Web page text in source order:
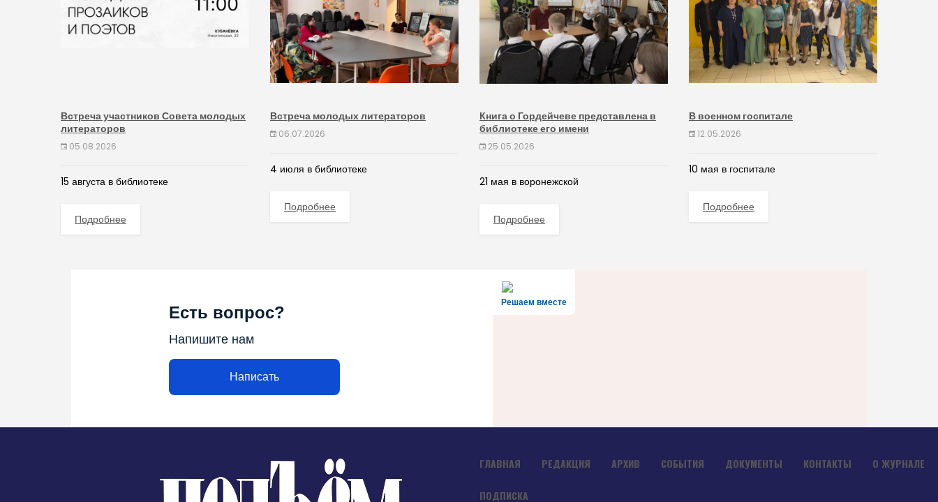
Встреча участников Совета молодых
литераторов
05.08.2026
15 августа в библиотеке
Подробнее
Встреча молодых литераторов
06.07.2026
4 июля в библиотеке
Подробнее
Книга о Гордейчеве представлена в
библиотеке его имени
25.05.2026
21 мая в воронежской
Подробнее
В военном госпитале
12.05.2026
10 мая в госпитале
Подробнее
Решаем вместе
Есть вопрос?
Напишите нам
Написать
ГЛАВНАЯ РЕДАКЦИЯ АРХИВ СОБЫТИЯ ДОКУМЕНТЫ КОНТАКТЫ О ЖУРНАЛЕ
ПОДПИСКА